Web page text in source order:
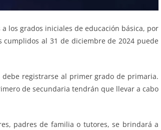
los grados iniciales de educación básica, por
al 31 de diciembre de 2024 puede
registrarse al primer grado de primaria.
de secundaria tendrán que llevar a cabo
padres de familia o tutores, se brindará a